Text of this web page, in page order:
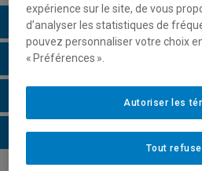
Description du cours
Horaire - Été 2026
Horaire - Automne 2026
Horaire - Hiver 2027
expérience sur le site, de vous
d’analyser les statistiques de
pouvez personnaliser votre choix
« Préférences ».
Tout
Autoriser les